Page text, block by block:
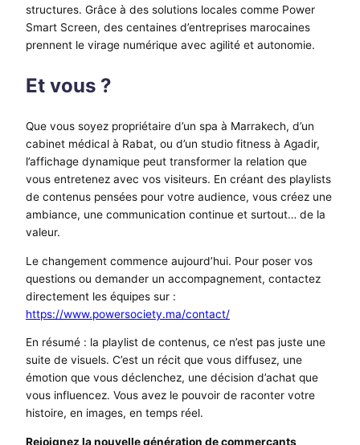
structures. Grâce à des solutions locales comme Power
Smart Screen, des centaines d’entreprises marocaines
prennent le virage numérique avec agilité et autonomie.
Et vous ?
Que vous soyez propriétaire d’un spa à Marrakech, d’un
cabinet médical à Rabat, ou d’un studio fitness à Agadir,
l’affichage dynamique peut transformer la relation que
vous entretenez avec vos visiteurs. En créant des playlists
de contenus pensées pour votre audience, vous créez une
ambiance, une communication continue et surtout… de la
valeur.
Le changement commence aujourd’hui. Pour poser vos
questions ou demander un accompagnement, contactez
directement les équipes sur :
https://www.powersociety.ma/contact/
En résumé : la playlist de contenus, ce n’est pas juste une
suite de visuels. C’est un récit que vous diffusez, une
émotion que vous déclenchez, une décision d’achat que
vous influencez. Vous avez le pouvoir de raconter votre
histoire, en images, en temps réel.
Rejoignez la nouvelle génération de commerçants